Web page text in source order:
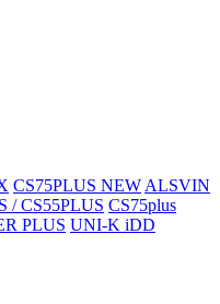
CS75PLUS NEW ALSVIN
/ CS55PLUS CS75plus
PLUS UNI-K iDD